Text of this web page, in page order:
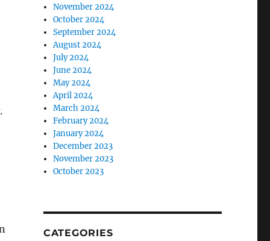
November 2024
October 2024
September 2024
August 2024
July 2024
June 2024
May 2024
April 2024
March 2024
February 2024
January 2024
December 2023
November 2023
October 2023
CATEGORIES